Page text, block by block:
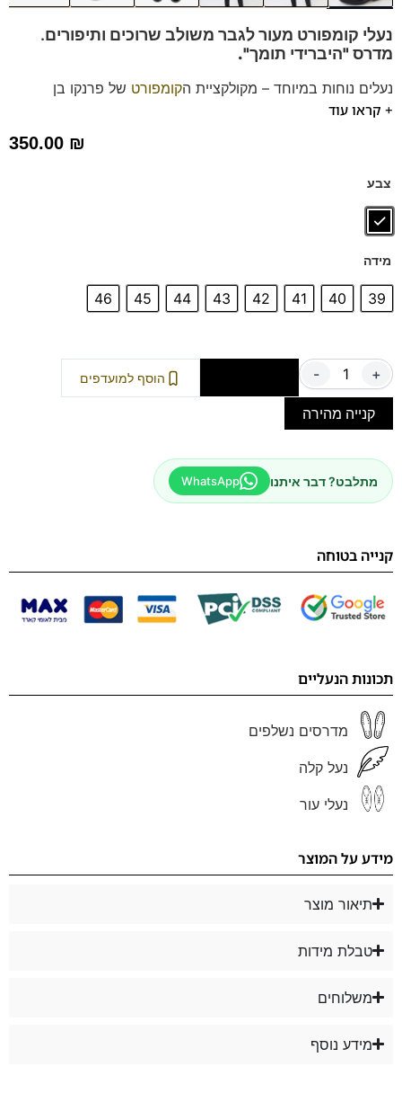
נעלי קומפורט מעור לגבר משולב שרוכים ותיפורים.
מדרס "היברידי תומך".
נעלים נוחות במיוחד – מקולקציית הקומפורט של פרנקו בן
הנעליים עשויות עור רך ואיכותי.
לדגם 1822710B
+ קראו עוד
350.00 ₪
צבע
מידה
39
40
41
42
43
44
45
46
- + הוסף למועדפים
קנייה מהירה
מתלבט? דבר איתנו WhatsApp
קנייה בטוחה
תכונות הנעליים
מדרסים נשלפים
נעל קלה
נעלי עור
מידע על המוצר
תיאור מוצר
טבלת מידות
משלוחים
מידע נוסף